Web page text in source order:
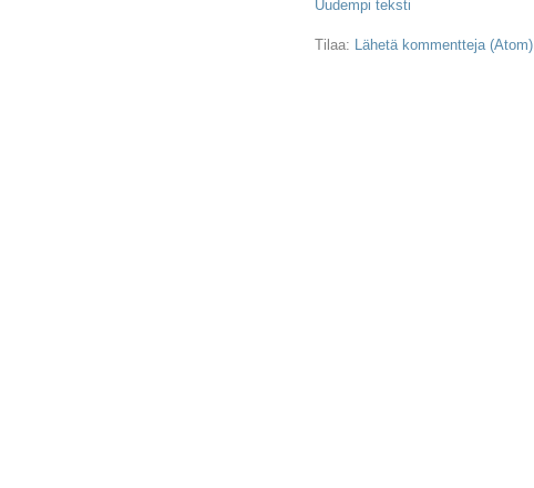
Uudempi teksti
Tilaa: Lähetä kommentteja (Atom)